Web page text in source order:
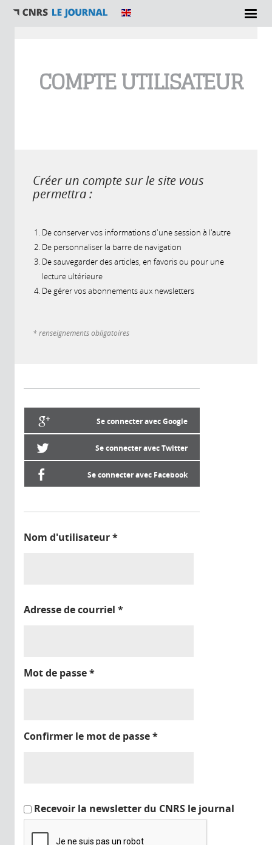
COMPTE UTILISATEUR
Créer un compte sur le site vous
permettra :
De conserver vos informations d'une session à l'autre
De personnaliser la barre de navigation
De sauvegarder des articles, en favoris ou pour une
lecture ultérieure
De gérer vos abonnements aux newsletters
* renseignements obligatoires
Se connecter avec Google
Se connecter avec Twitter
Se connecter avec Facebook
Nom d'utilisateur*
Adresse de courriel *
Mot de passe*
Confirmer le mot de passe*
Recevoir la newsletter du CNRS le journal